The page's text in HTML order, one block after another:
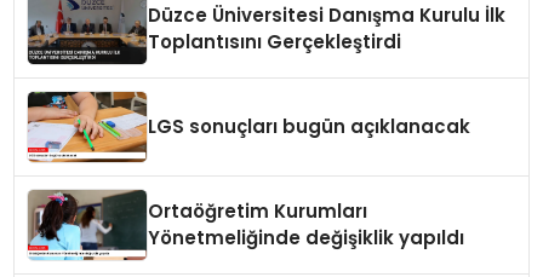
Düzce Üniversitesi Danışma Kurulu İlk
Toplantısını Gerçekleştirdi
LGS sonuçları bugün açıklanacak
Ortaöğretim Kurumları
Yönetmeliğinde değişiklik yapıldı